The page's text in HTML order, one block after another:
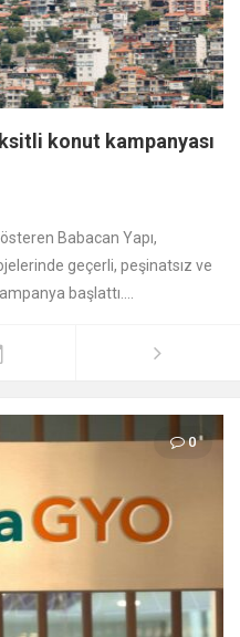
konut kampanyası
Babacan Yapı,
geçerli, peşinatsız ve
başlattı....
0